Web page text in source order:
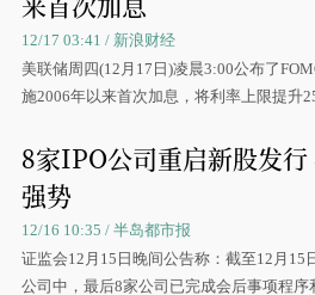
12/17 03:41 / 新浪财经
美联储周四(12月17日)凌晨3:00公布了
施2006年以来首次加息，将利率上限提升
8家IPO公司重启新股发
强势
12/16 10:35 / 半岛都市报
证监会12月15日晚间公告称：截至12月15
公司中，最后8家公司已完成会后事项程序